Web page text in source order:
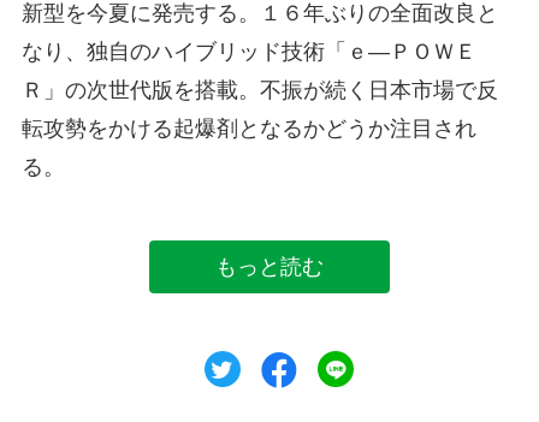
新型を今夏に発売する。１６年ぶりの全面改良と
なり、独自のハイブリッド技術「ｅ―ＰＯＷＥ
Ｒ」の次世代版を搭載。不振が続く日本市場で反
転攻勢をかける起爆剤となるかどうか注目され
る。
もっと読む
ツイートシェア